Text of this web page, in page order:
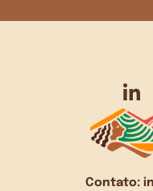
Contato: